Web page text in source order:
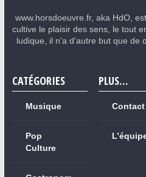
www.horsdoeuvre.fr, aka HdO,
cultive le plaisir des sens, le tout
ludique, il n'a d'autre but que de
CATÉGORIES
Musique
Pop
Culture
PLUS…
Contact